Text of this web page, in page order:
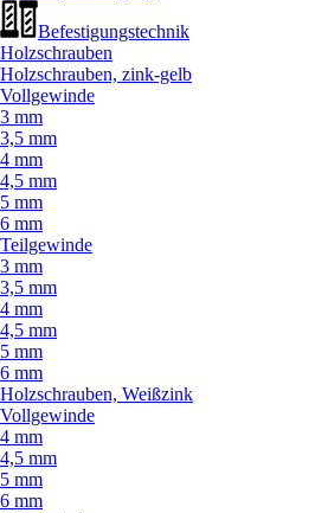
Befestigungstechnik
Holzschrauben
Holzschrauben, zink-gelb
Vollgewinde
3 mm
3,5 mm
4 mm
4,5 mm
5 mm
6 mm
Teilgewinde
3 mm
3,5 mm
4 mm
4,5 mm
5 mm
6 mm
Holzschrauben, Weißzink
Vollgewinde
4 mm
4,5 mm
5 mm
6 mm